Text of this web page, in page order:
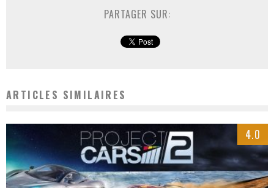
PARTAGER SUR:
ARTICLES SIMILAIRES
4.0